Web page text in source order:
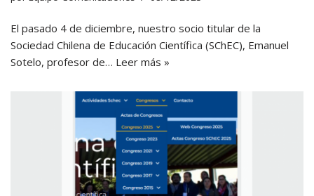
El pasado 4 de diciembre, nuestro socio titular de la
Sociedad Chilena de Educación Científica (SChEC), Emanuel
Sotelo, profesor de… Leer más »